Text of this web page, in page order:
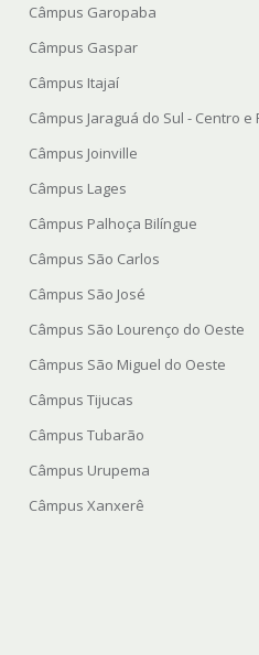
Câmpus Garopaba
Câmpus Gaspar
Câmpus Itajaí
Câmpus Jaraguá do Sul - Centro e
Câmpus Joinville
Câmpus Lages
Câmpus Palhoça Bilíngue
Câmpus São Carlos
Câmpus São José
Câmpus São Lourenço do Oeste
Câmpus São Miguel do Oeste
Câmpus Tijucas
Câmpus Tubarão
Câmpus Urupema
Câmpus Xanxerê